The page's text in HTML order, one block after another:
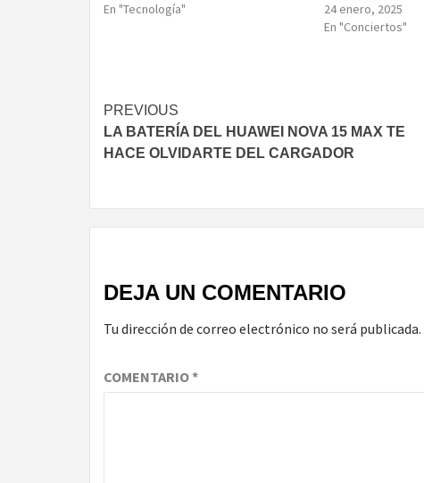
En "Tecnología"
24 enero, 2025
En "Conciertos"
Post
navigation
PREVIOUS
LA BATERÍA DEL HUAWEI NOVA 15 MAX TE
HACE OLVIDARTE DEL CARGADOR
DEJA UN COMENTARIO
Tu dirección de correo electrónico no será publicada.
COMENTARIO*